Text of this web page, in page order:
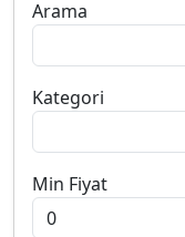
Arama
Kategori
Min Fiyat